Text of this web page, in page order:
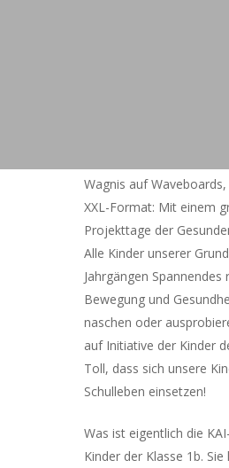
Wagnis auf
XXL-Format: Mit einem
Projekttage der
Alle Kinder unserer
Jahrgängen
Bewegung und
naschen oder
auf Initiative der Kinder
Toll, dass sich unsere
Schulleben einsetzen!
Was ist eigentlich die
Kinder der Klasse 1b.